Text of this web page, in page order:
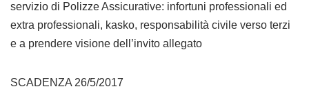
servizio di Polizze Assicurative: infortuni professionali ed
extra professionali, kasko, responsabilità civile verso terzi
e a prendere visione dell’invito allegato
SCADENZA 26/5/2017